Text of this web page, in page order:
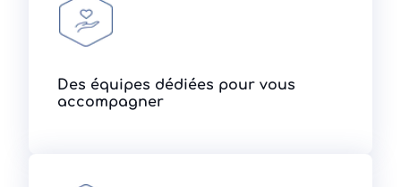
Des équipes dédiées pour vous
accompagner